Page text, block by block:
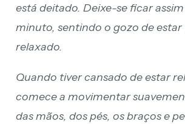
está deitado. Deixe-se ficar
minuto, sentindo o gozo de
relaxado.
Quando tiver cansado de estar
comece a movimentar
das mãos, dos pés, os braços e